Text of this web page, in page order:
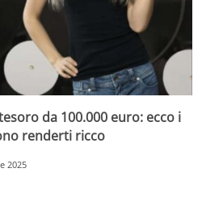
da 100.000 euro: ecco i
renderti ricco
2025